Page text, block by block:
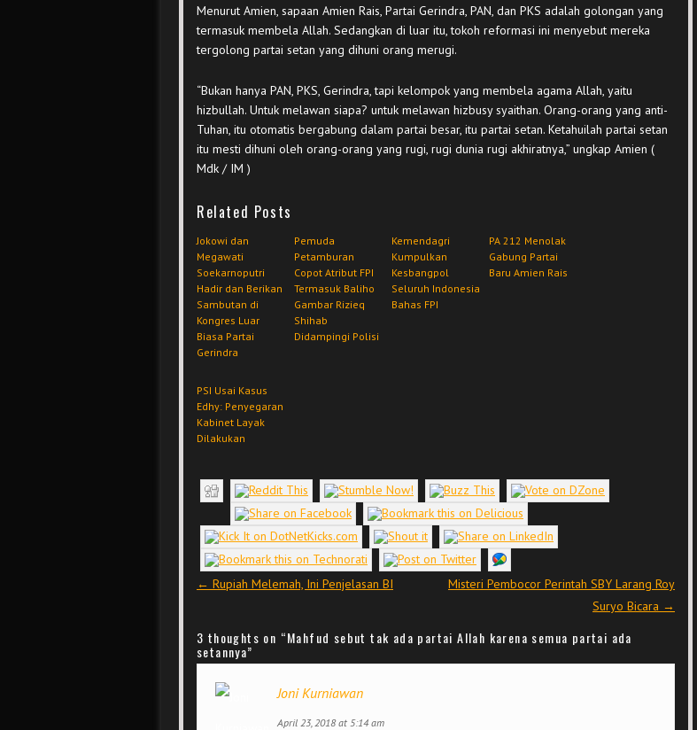
Menurut Amien, sapaan Amien Rais, Partai Gerindra, PAN, dan PKS adalah golongan yang
termasuk membela Allah. Sedangkan di luar itu, tokoh reformasi ini menyebut mereka
tergolong partai setan yang dihuni orang merugi.
“Bukan hanya PAN, PKS, Gerindra, tapi kelompok yang membela agama Allah, yaitu
hizbullah. Untuk melawan siapa? untuk melawan hizbusy syaithan. Orang-orang yang anti-
Tuhan, itu otomatis bergabung dalam partai besar, itu partai setan. Ketahuilah partai setan
itu mesti dihuni oleh orang-orang yang rugi, rugi dunia rugi akhiratnya,” ungkap Amien (
Mdk / IM )
Related Posts
Jokowi dan
Megawati
Soekarnoputri
Hadir dan Berikan
Sambutan di
Kongres Luar
Biasa Partai
Gerindra
Pemuda
Petamburan
Copot Atribut FPI
Termasuk Baliho
Gambar Rizieq
Shihab
Didampingi Polisi
Kemendagri
Kumpulkan
Kesbangpol
Seluruh Indonesia
Bahas FPI
PA 212 Menolak
Gabung Partai
Baru Amien Rais
PSI Usai Kasus
Edhy: Penyegaran
Kabinet Layak
Dilakukan
Post navigation
← Rupiah Melemah, Ini Penjelasan BI
Misteri Pembocor Perintah SBY Larang Roy
Suryo Bicara →
3 thoughts on “Mahfud sebut tak ada partai Allah karena semua partai ada
setannya”
Joni Kurniawan
April 23, 2018 at 5:14 am